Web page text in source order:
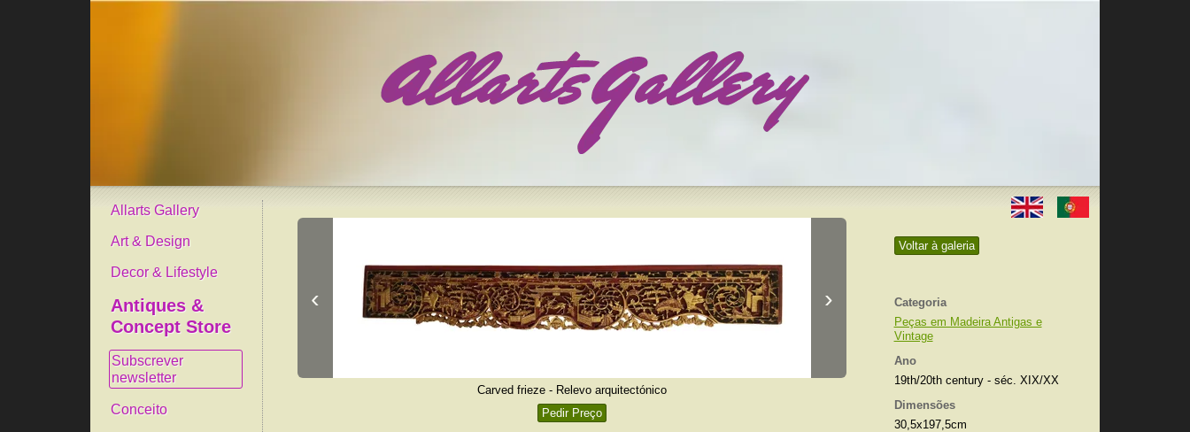
Allarts Gallery
Art & Design
Decor & Lifestyle
Antiques &
Concept Store
Subscrever
newsletter
Conceito
Voltar à galeria
Categoria
Peças em Madeira Antigas e
Vintage
Ano
19th/20th century - séc. XIX/XX
Dimensões
30,5x197,5cm
‹ ›
Carved frieze - Relevo arquitectónico
Pedir Preço